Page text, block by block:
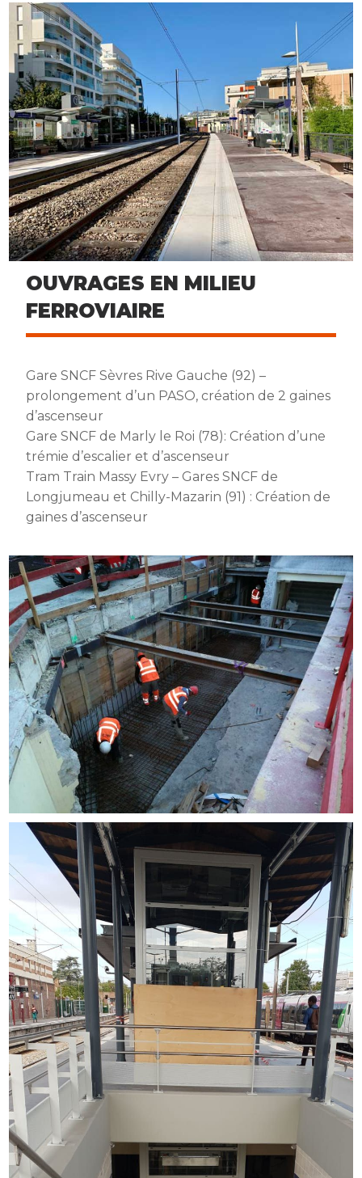
OUVRAGES EN MILIEU
FERROVIAIRE
Gare SNCF Sèvres Rive Gauche (92) –
prolongement d’un PASO, création de 2 gaines
d’ascenseur
Gare SNCF de Marly le Roi (78): Création d’une
trémie d’escalier et d’ascenseur
Tram Train Massy Evry – Gares SNCF de
Longjumeau et Chilly-Mazarin (91) : Création de
gaines d’ascenseur